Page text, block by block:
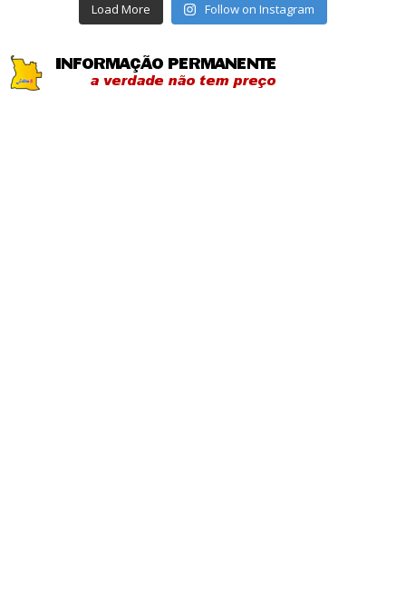
Load More Follow on Instagram